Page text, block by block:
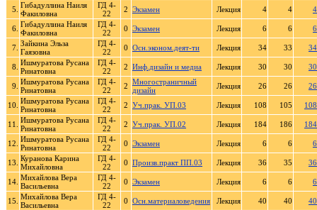
5. Гибадуллина Наиля
Факиловна
ГД 4-
22
2 Экзамен Лекция 4 4 4
6. Гибадуллина Наиля
Факиловна
ГД 4-
22
0 Экзамен Лекция 6 6 6
7. Зайкина Эльза
Гаязовна
ГД 4-
22
0 Осн.эконом.деят-ти Лекция 34 33 34
8. Ишмуратова Русана
Ринатовна
ГД 4-
22
2 Инф.дизайн и медиа Лекция 30 30 30
9. Ишмуратова Русана
Ринатовна
ГД 4-
22
2 Многостраничный
дизайн
Лекция 26 26 26
10. Ишмуратова Русана
Ринатовна
ГД 4-
22
2 Уч.прак. УП.03 Лекция 108 105 108
11.
Ишмуратова Русана
Ринатовна
ГД 4-
22
2 Уч.прак. УП.02 Лекция 184 186 184
12. Ишмуратова Русана
Ринатовна
ГД 4-
22
0 Экзамен Лекция 6 6 6
13. Куранова Карина
Михайловна
ГД 4-
22
0 Произв.практ ПП.03 Лекция 36 35 36
14. Михайлова Вера
Васильевна
ГД 4-
22
0 Экзамен Лекция 6 6 6
15. Михайлова Вера
Васильевна
ГД 4-
22
0 Осн.материаловедения Лекция 40 40 40